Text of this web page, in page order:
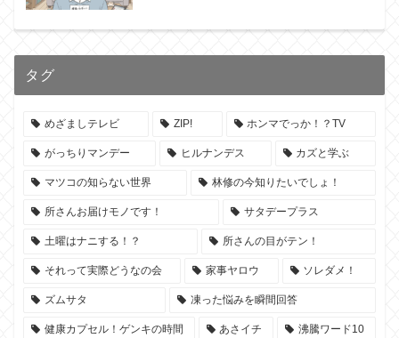
タグ
めざましテレビ ZIP! ホンマでっか！？TV
がっちりマンデー ヒルナンデス カズと学ぶ
マツコの知らない世界 林修の今知りたいでしょ！
所さんお届けモノです！ サタデープラス
土曜はナニする！？ 所さんの目がテン！
それって実際どうなの会 家事ヤロウ ソレダメ！
ズムサタ 凍った悩みを瞬間回答
健康カプセル！ゲンキの時間 あさイチ 沸騰ワード10